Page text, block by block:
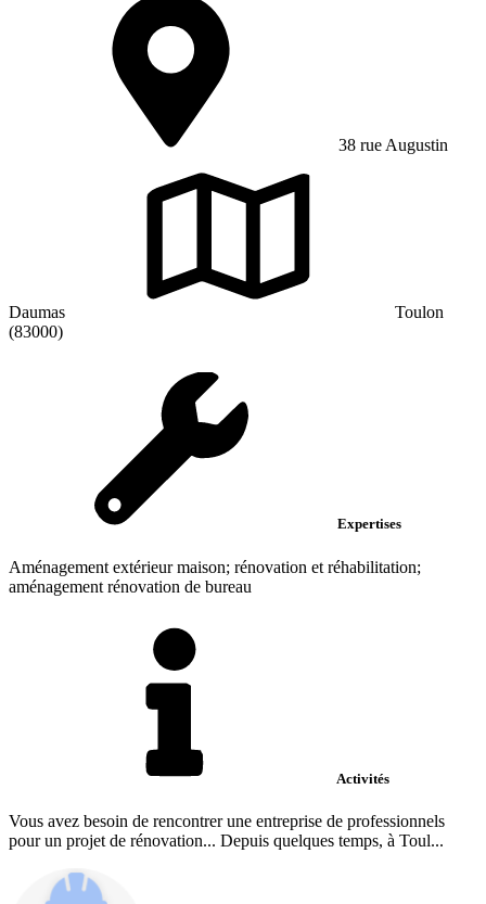
38 rue Augustin
Daumas
Toulon
(83000)
Expertises
Aménagement extérieur maison; rénovation et réhabilitation;
aménagement rénovation de bureau
Activités
Vous avez besoin de rencontrer une entreprise de professionnels
pour un projet de rénovation... Depuis quelques temps, à Toul...